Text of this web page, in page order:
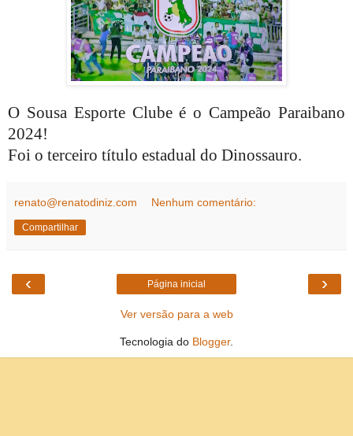
O Sousa Esporte Clube é o Campeão Paraibano
2024!
Foi o terceiro título estadual do Dinossauro.
renato@renatodiniz.com Nenhum comentário:
Compartilhar
‹ ›
Página inicial
Ver versão para a web
Tecnologia do Blogger.